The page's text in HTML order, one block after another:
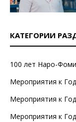
КАТЕГОРИИ
100 лет Наро-
Мероприятия к
Мероприятия к
Мероприятия к